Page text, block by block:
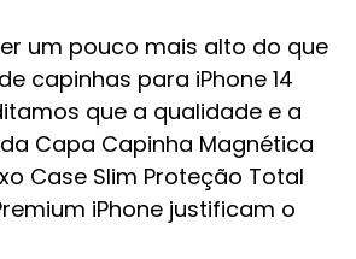
um pouco mais alto do que
capinhas para iPhone 14
que a qualidade e a
Capa Capinha Magnética
Case Slim Proteção Total
iPhone justificam o